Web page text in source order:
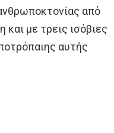
από
με τρεις ισόβιες
αυτής